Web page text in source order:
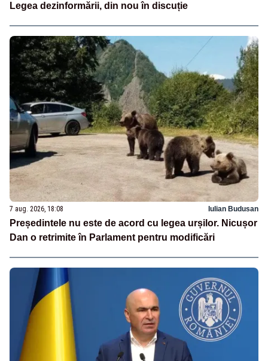
Legea dezinformării, din nou în discuție
7 aug. 2026, 18:08 Iulian Budusan
Președintele nu este de acord cu legea urșilor. Nicușor
Dan o retrimite în Parlament pentru modificări